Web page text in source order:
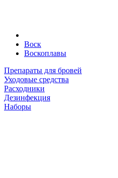
Воск
Воскоплавы
Препараты для бровей
Уходовые средства
Расходники
Дезинфекция
Наборы